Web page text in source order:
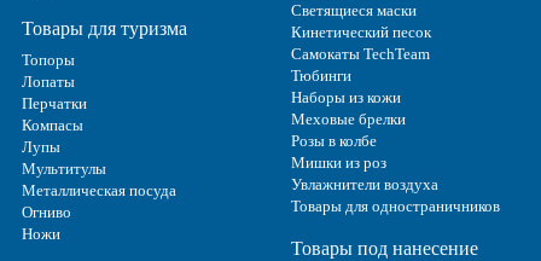
Товары для туризма
Топоры
Лопаты
Перчатки
Компасы
Лупы
Мультитулы
Металлическая посуда
Огниво
Ножи
Светящиеся маски
Кинетический песок
Самокаты TechTeam
Тюбинги
Наборы из кожи
Меховые брелки
Розы в колбе
Мишки из роз
Увлажнители воздуха
Товары для одностраничников
Товары под нанесение